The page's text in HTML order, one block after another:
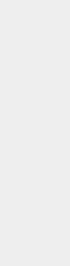
ya ha levantado
GRACIAS A
cumplida! Ya